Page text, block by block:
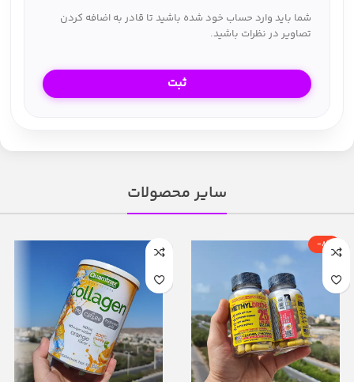
شما باید وارد حساب خود شده باشید تا قادر به اضافه کردن
تصاویر در نظرات باشید.
سایر محصولات
-8%